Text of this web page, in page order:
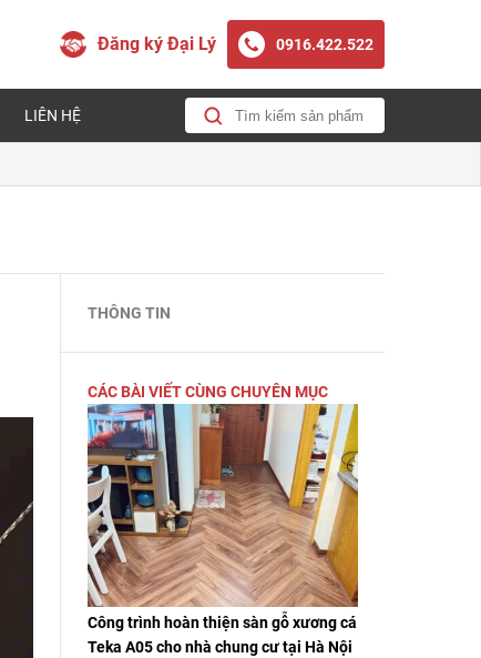
Đăng ký Đại Lý 0916.422.522
LIÊN HỆ
THÔNG TIN
CÁC BÀI VIẾT CÙNG CHUYÊN MỤC
Công trình hoàn thiện sàn gỗ xương cá
Teka A05 cho nhà chung cư tại Hà Nội